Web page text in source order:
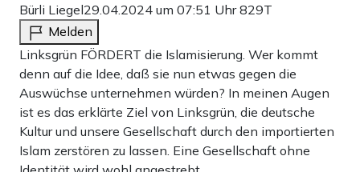
Bürli Liegel29.04.2024 um 07:51 Uhr829T
Melden
Linksgrün FÖRDERT die Islamisierung. Wer kommt
denn auf die Idee, daß sie nun etwas gegen die
Auswüchse unternehmen würden? In meinen Augen
ist es das erklärte Ziel von Linksgrün, die deutsche
Kultur und unsere Gesellschaft durch den importierten
Islam zerstören zu lassen. Eine Gesellschaft ohne